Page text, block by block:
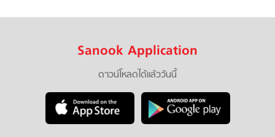
Sanook Application
ดาวน์โหลดได้แล้ววันนี้